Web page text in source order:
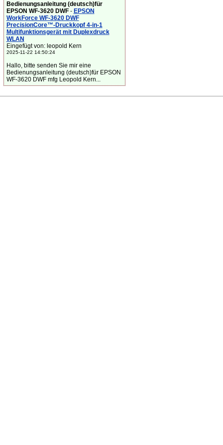
Bedienungsanleitung (deutsch)für
EPSON WF-3620 DWF- EPSON
WorkForce WF-3620 DWF
PrecisionCore™-Druckkopf 4-in-1
Multifunktionsgerät mit Duplexdruck
WLAN
Eingefügt von: leopold Kern
2025-11-22 14:50:24
Hallo, bitte senden Sie mir eine
Bedienungsanleitung (deutsch)für EPSON
WF-3620 DWF mfg Leopold Kern...